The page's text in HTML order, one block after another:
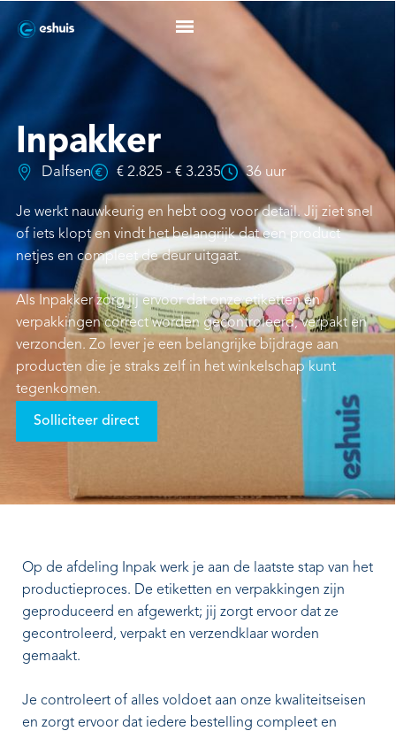
Inpakker
Dalfsen € 2.825 - € 3.235 36 uur
Je werkt nauwkeurig en hebt oog voor detail. Jij ziet snel
of iets klopt en vindt het belangrijk dat een product
netjes en compleet de deur uitgaat.
Als Inpakker zorg jij ervoor dat onze etiketten en
verpakkingen correct worden gecontroleerd, verpakt en
verzonden. Zo lever je een belangrijke bijdrage aan
producten die je straks zelf in het winkelschap kunt
tegenkomen.
Solliciteer direct
Op de afdeling Inpak werk je aan de laatste stap van het
productieproces. De etiketten en verpakkingen zijn
geproduceerd en afgewerkt; jij zorgt ervoor dat ze
gecontroleerd, verpakt en verzendklaar worden
gemaakt.
Je controleert of alles voldoet aan onze kwaliteitseisen
en zorgt ervoor dat iedere bestelling compleet en